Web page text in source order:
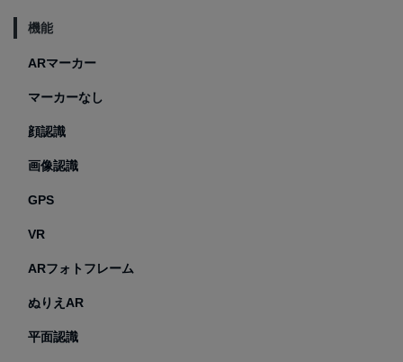
機能
ARマーカー
マーカーなし
顔認識
画像認識
GPS
VR
ARフォトフレーム
ぬりえAR
平面認識